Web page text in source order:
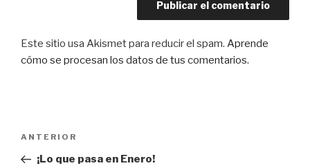
Este sitio usa Akismet para reducir el spam. Aprende
cómo se procesan los datos de tus comentarios.
Entrada
anterior:
ANTERIOR
¡Lo que pasa en Enero!